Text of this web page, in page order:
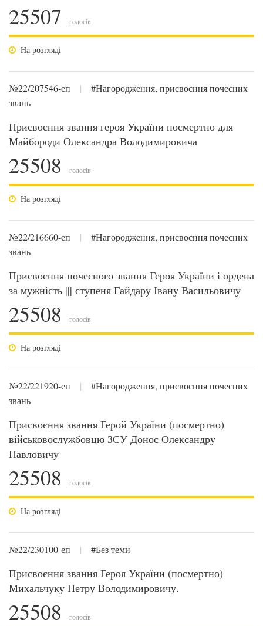
25507 голосів
На розгляді
№22/207546-еп |
#Нагородження, присвоєння почесних
звань
Присвоєння звання героя України посмертно для
Майбороди Олександра Володимировича
25508 голосів
На розгляді
№22/216660-еп |
#Нагородження, присвоєння почесних
звань
Присвоєння почесного звання Героя України і ордена
за мужність ||| ступеня Гайдару Івану Васильовичу
25508 голосів
На розгляді
№22/221920-еп |
#Нагородження, присвоєння почесних
звань
Присвоєння звання Герой України (посмертно)
військовослужбовцю ЗСУ Донос Олександру
Павловичу
25508 голосів
На розгляді
№22/230100-еп | #Без теми
Присвоєння звання Героя України (посмертно)
Михальчуку Петру Володимировичу.
25508 голосів